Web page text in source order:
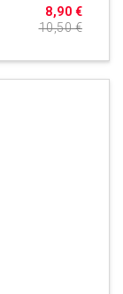
8,90 €
10,50 €